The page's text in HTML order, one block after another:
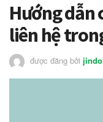
Hướng
liên hệ
được đăng bởi